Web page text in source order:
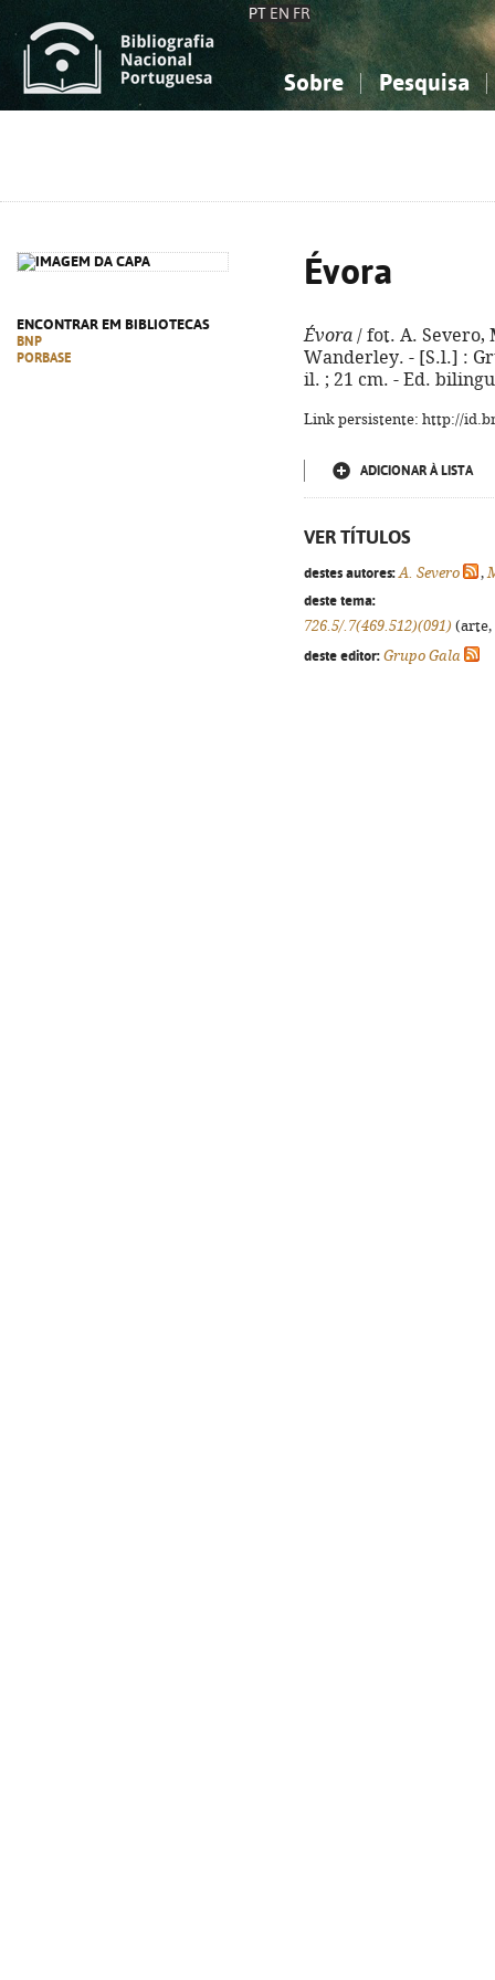
PT EN FR
Sobre Pesquisa
ENCONTRAR EM BIBLIOTECAS
BNP
PORBASE
Évora
Évora / fot. A. Severo,
Wanderley. - [S.l.] :
il. ; 21 cm. - Ed.
Link persistente: http://
ADICIONAR À LISTA
VER TÍTULOS
destes autores: A. Severo ,
deste tema:
726.5/.7(469.512)(091) (arte,
deste editor: Grupo Gala